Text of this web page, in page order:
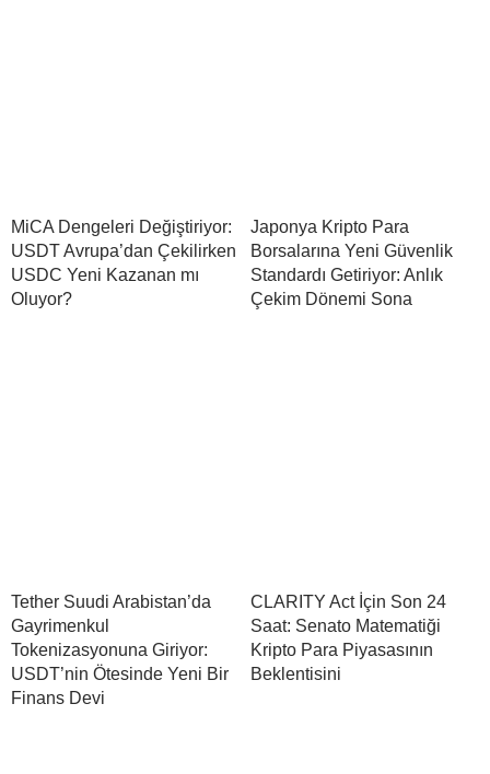
MiCA Dengeleri Değiştiriyor:
USDT Avrupa’dan Çekilirken
USDC Yeni Kazanan mı
Oluyor?
Japonya Kripto Para
Borsalarına Yeni Güvenlik
Standardı Getiriyor: Anlık
Çekim Dönemi Sona
Tether Suudi Arabistan’da
Gayrimenkul
Tokenizasyonuna Giriyor:
USDT’nin Ötesinde Yeni Bir
Finans Devi
CLARITY Act İçin Son 24
Saat: Senato Matematiği
Kripto Para Piyasasının
Beklentisini